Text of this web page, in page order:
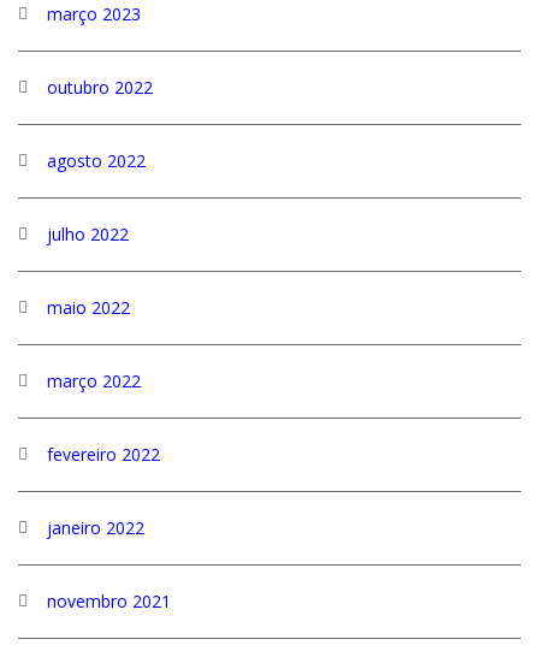
março 2023
outubro 2022
agosto 2022
julho 2022
maio 2022
março 2022
fevereiro 2022
janeiro 2022
novembro 2021